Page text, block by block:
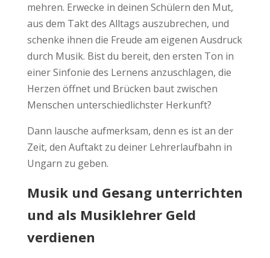
mehren. Erwecke in deinen Schülern den Mut,
aus dem Takt des Alltags auszubrechen, und
schenke ihnen die Freude am eigenen Ausdruck
durch Musik. Bist du bereit, den ersten Ton in
einer Sinfonie des Lernens anzuschlagen, die
Herzen öffnet und Brücken baut zwischen
Menschen unterschiedlichster Herkunft?
Dann lausche aufmerksam, denn es ist an der
Zeit, den Auftakt zu deiner Lehrerlaufbahn in
Ungarn zu geben.
Musik und Gesang unterrichten
und als Musiklehrer Geld
verdienen